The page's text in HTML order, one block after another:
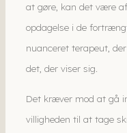
at gøre, kan det være
opdagelse i de
nuanceret terapeut,
det, der viser sig.
Det kræver mod at gå
villigheden til at tage